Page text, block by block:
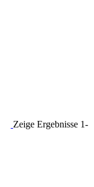
Zeige Ergebnisse 1-